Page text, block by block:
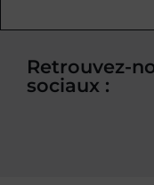
Retrouvez-
sociaux :